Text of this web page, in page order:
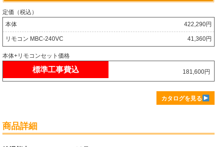
定価（税込）
本体
422,290円
リモコン MBC-240VC 41,360円
本体+リモコンセット価格
標準工事費込 181,600円
カタログを見る
商品詳細